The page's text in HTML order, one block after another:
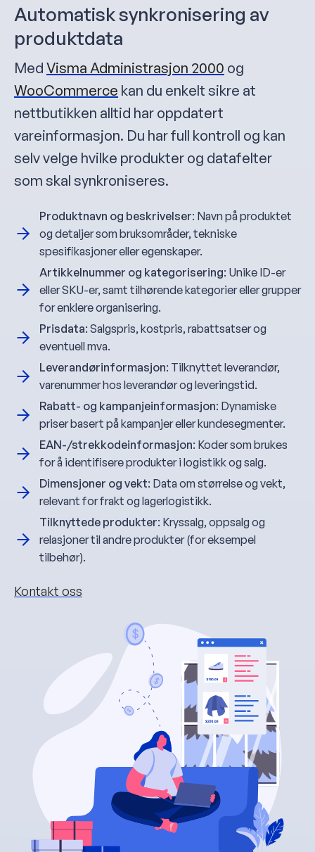
Automatisk synkronisering av
produktdata
Med Visma Administrasjon 2000 og
WooCommerce kan du enkelt sikre at
nettbutikken alltid har oppdatert
vareinformasjon. Du har full kontroll og kan
selv velge hvilke produkter og datafelter
som skal synkroniseres.
Produktnavn og beskrivelser: Navn på produktet
og detaljer som bruksområder, tekniske
spesifikasjoner eller egenskaper.
Artikkelnummer og kategorisering: Unike ID-er
eller SKU-er, samt tilhørende kategorier eller grupper
for enklere organisering.
Prisdata: Salgspris, kostpris, rabattsatser og
eventuell mva.
Leverandørinformasjon: Tilknyttet leverandør,
varenummer hos leverandør og leveringstid.
Rabatt- og kampanjeinformasjon: Dynamiske
priser basert på kampanjer eller kundesegmenter.
EAN-/strekkodeinformasjon: Koder som brukes
for å identifisere produkter i logistikk og salg.
Dimensjoner og vekt: Data om størrelse og vekt,
relevant for frakt og lagerlogistikk.
Tilknyttede produkter: Kryssalg, oppsalg og
relasjoner til andre produkter (for eksempel
tilbehør).
Kontakt oss